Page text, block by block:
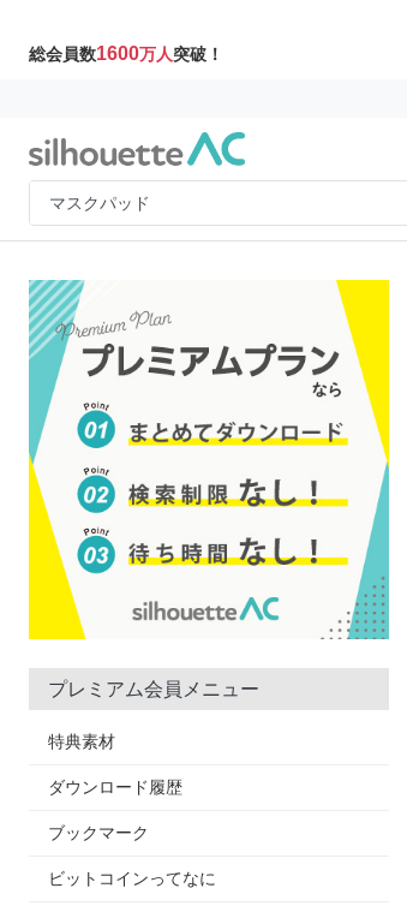
総会員数1600万人突破！
プレミアム会員メニュー
特典素材
ダウンロード履歴
ブックマーク
ビットコインってなに